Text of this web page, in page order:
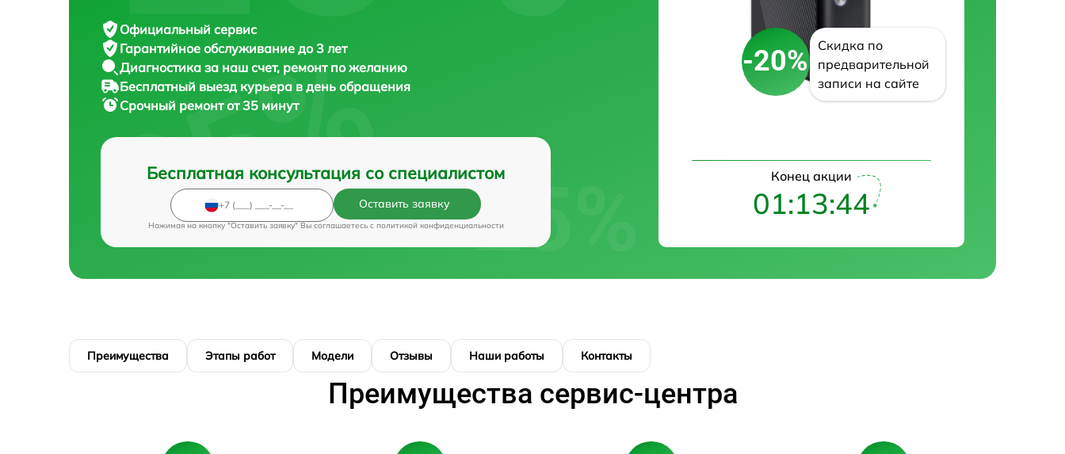
Официальный сервис
Гарантийное обслуживание до 3 лет
Диагностика за наш счет, ремонт по желанию
Бесплатный выезд курьера в день обращения
Срочный ремонтот 35 минут
Бесплатная консультация со специалистом
Оставить заявку
Нажимая на кнопку "Оставить заявку" Вы соглашаетесь c политикой конфиденциальности
-20%
Скидка по
предварительной
записи на сайте
Конец акции
01:13:43
Преимущества Этапы работ Модели Отзывы Наши работы Контакты
Преимущества сервис-центра